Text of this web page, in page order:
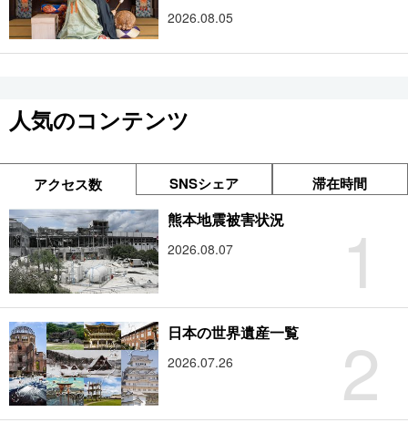
2026.08.05
人気のコンテンツ
アクセス数 SNSシェア 滞在時間
1
熊本地震被害状況
2026.08.07
2
日本の世界遺産一覧
2026.07.26